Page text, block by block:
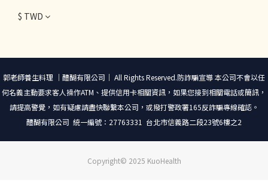
$ TWD
郭老師養生料理 ｜醴醐有限公司｜ All Rights Reserved.防詐騙宣導 本公司不會以任
何名義主動要求客人操作ATM、提供信用卡相關資訊，如果您接到相關電話或簡訊，
請提高警覺，如有疑慮請盡快聯繫本公司，或撥打警政署165反詐騙專線確認。
醴醐有限公司 統一編號：27763331 台北市信義路二段23號6樓之2
Copyright© 2025 KuoHealth